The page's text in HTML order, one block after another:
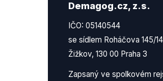
Demagog.cz, z.s.
IČO: 05140544
se sídlem Roháčova 145/14
Žižkov, 130 00 Praha 3
Zapsaný ve spolkovém